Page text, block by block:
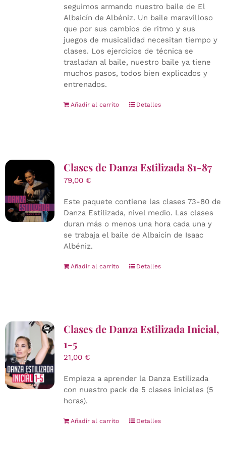
seguimos armando nuestro baile de El
Albaicín de Albéniz. Un baile maravilloso
que por sus cambios de ritmo y sus
juegos de musicalidad necesitan tiempo y
clases. Los ejercicios de técnica se
trasladan al baile, nuestro baile ya tiene
muchos pasos, todos bien explicados y
entrenados.
Añadir al carrito Detalles
Clases de Danza Estilizada 81-87
79,00 €
Este paquete contiene las clases 73-80 de
Danza Estilizada, nivel medio. Las clases
duran más o menos una hora cada una y
se trabaja el baile de Albaicín de Isaac
Albéniz.
Añadir al carrito Detalles
Clases de Danza Estilizada Inicial,
1-5
21,00 €
Empieza a aprender la Danza Estilizada
con nuestro pack de 5 clases iniciales (5
horas).
Añadir al carrito Detalles